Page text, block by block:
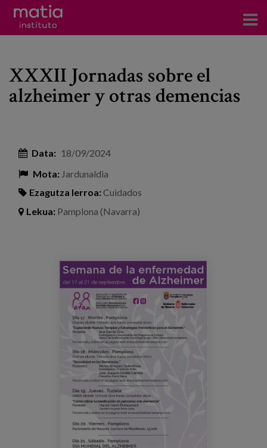
Ikerkuntza
Argitalpenak
Kontsultoretza
Prestakuntza
Gertaerak
XXXII Jornadas sobre el
alzheimer y otras demencias
Data: 18/09/2024
Mota: Jardunaldia
Ezagutza lerroa:Cuidados
Lekua: Pamplona (Navarra)
cartel_semanaalzheimer.png